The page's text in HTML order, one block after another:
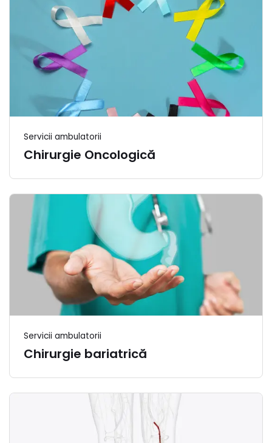
Servicii ambulatorii
Chirurgie Oncologică
Servicii ambulatorii
Chirurgie bariatrică